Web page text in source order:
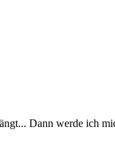
Dann werde